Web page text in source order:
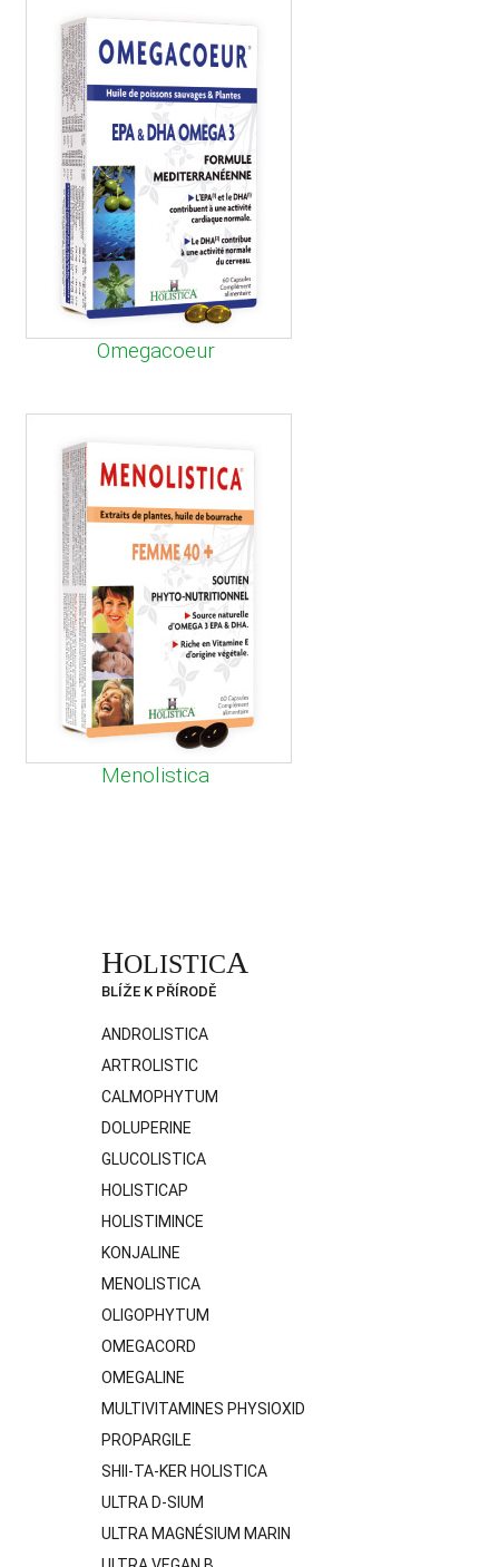
Omegacoeur
Menolistica
HOLISTICA
BLÍŽE K PŘÍRODĚ
ANDROLISTICA
ARTROLISTIC
CALMOPHYTUM
DOLUPERINE
GLUCOLISTICA
HOLISTICAP
HOLISTIMINCE
KONJALINE
MENOLISTICA
OLIGOPHYTUM
OMEGACORD
OMEGALINE
MULTIVITAMINES PHYSIOXID
PROPARGILE
SHII-TA-KER HOLISTICA
ULTRA D-SIUM
ULTRA MAGNÉSIUM MARIN